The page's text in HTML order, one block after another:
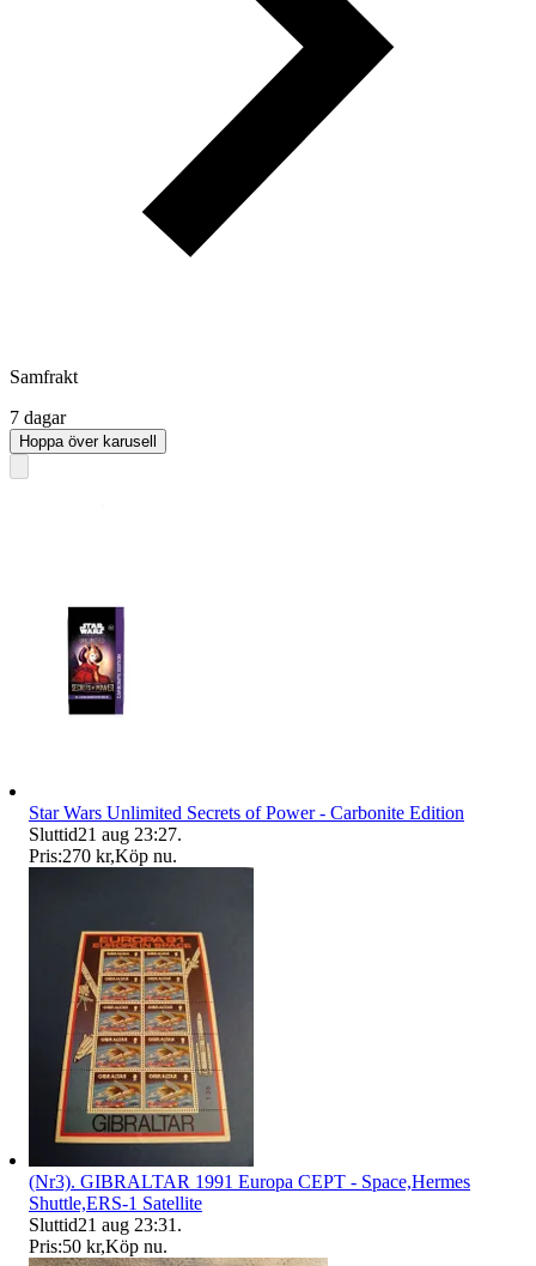
Samfrakt
7 dagar
Hoppa över karusell
Star Wars Unlimited Secrets of Power - Carbonite Edition
Sluttid21 aug 23:27.
Pris:270 kr,Köp nu.
(Nr3). GIBRALTAR 1991 Europa CEPT - Space,Hermes
Shuttle,ERS-1 Satellite
Sluttid21 aug 23:31 .
Pris:50 kr,Köp nu.